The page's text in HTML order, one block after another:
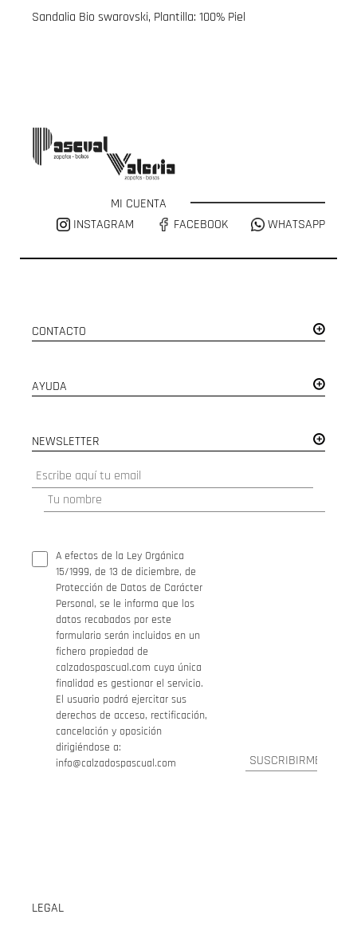
Sandalia Bio swarovski, Plantilla: 100% Piel
MI CUENTA
INSTAGRAM
FACEBOOK WHATSAPP
CONTACTO
AYUDA
NEWSLETTER
A efectos de la Ley Orgánica
15/1999, de 13 de diciembre, de
Protección de Datos de Carácter
Personal, se le informa que los
datos recabados por este
formulario serán incluidos en un
fichero propiedad de
calzadospascual.com cuya única
finalidad es gestionar el servicio.
El usuario podrá ejercitar sus
derechos de acceso, rectificación,
cancelación y oposición
dirigiéndose a:
info@calzadospascual.com
LEGAL